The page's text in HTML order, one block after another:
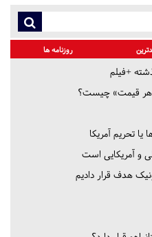
روزنامه ها
هر قیمت» چیست؟
یا تحریم‌ آمریکا
و آمریکایی است
هدف قرار دادیم